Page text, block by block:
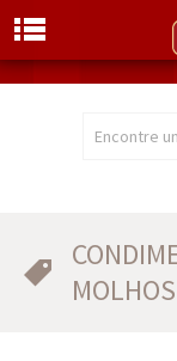
Encontre
MOLHOS